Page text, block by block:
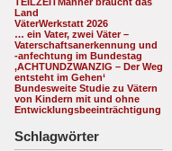
Land
VäterWerkstatt 2026
… ein Vater, zwei Väter –
Vaterschaftsanerkennung und
-anfechtung im Bundestag
‚ACHTUNDZWANZIG – Der Weg
entsteht im Gehen‘
Bundesweite Studie zu Vätern
von Kindern mit und ohne
Entwicklungsbeeinträchtigung
Schlagwörter